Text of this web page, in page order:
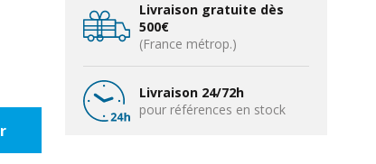
Livraison gratuite dès
500€
(France métrop.)
Livraison 24/72h
pour références en stock